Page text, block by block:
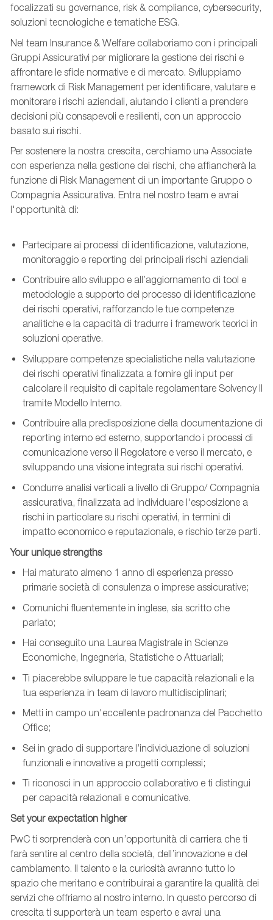
focalizzati su governance, risk & compliance, cybersecurity,
soluzioni tecnologiche e tematiche ESG.
Nel team Insurance & Welfare collaboriamo con i principali
Gruppi Assicurativi per migliorare la gestione dei rischi e
affrontare le sfide normative e di mercato. Sviluppiamo
framework di Risk Management per identificare, valutare e
monitorare i rischi aziendali, aiutando i clienti a prendere
decisioni più consapevoli e resilienti, con un approccio
basato sui rischi.
Per sostenere la nostra crescita, cerchiamo unə Associate
con esperienza nella gestione dei rischi, che affiancherà la
funzione di Risk Management di un importante Gruppo o
Compagnia Assicurativa. Entra nel nostro team e avrai
l'opportunità di:
Partecipare ai processi di identificazione, valutazione,
monitoraggio e reporting dei principali rischi aziendali
Contribuire allo sviluppo e all’aggiornamento di tool e
metodologie a supporto del processo di identificazione
dei rischi operativi, rafforzando le tue competenze
analitiche e la capacità di tradurre i framework teorici in
soluzioni operative.
Sviluppare competenze specialistiche nella valutazione
dei rischi operativi finalizzata a fornire gli input per
calcolare il requisito di capitale regolamentare Solvency II
tramite Modello Interno.
Contribuire alla predisposizione della documentazione di
reporting interno ed esterno, supportando i processi di
comunicazione verso il Regolatore e verso il mercato, e
sviluppando una visione integrata sui rischi operativi.
Condurre analisi verticali a livello di Gruppo/ Compagnia
assicurativa, finalizzata ad individuare l'esposizione a
rischi in particolare su rischi operativi, in termini di
impatto economico e reputazionale, e rischio terze parti.
Your unique strengths
Hai maturato almeno 1 anno di esperienza presso
primarie società di consulenza o imprese assicurative;
Comunichi fluentemente in inglese, sia scritto che
parlato;
Hai conseguito una Laurea Magistrale in Scienze
Economiche, Ingegneria, Statistiche o Attuariali;
Ti piacerebbe sviluppare le tue capacità relazionali e la
tua esperienza in team di lavoro multidisciplinari;
Metti in campo un'eccellente padronanza del Pacchetto
Office;
Sei in grado di supportare l’individuazione di soluzioni
funzionali e innovative a progetti complessi;
Ti riconosci in un approccio collaborativo e ti distingui
per capacità relazionali e comunicative.
Set your expectation higher
PwC ti sorprenderà con un’opportunità di carriera che ti
farà sentire al centro della società, dell’innovazione e del
cambiamento. Il talento e la curiosità avranno tutto lo
spazio che meritano e contribuirai a garantire la qualità dei
servizi che offriamo al nostro interno. In questo percorso di
crescita ti supporterà un team esperto e avrai una